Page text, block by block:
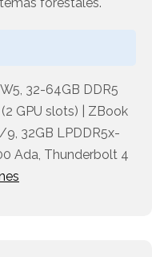
32-64GB DDR5
GPU slots) | ZBook
9, 32GB LPDDR5x-
Ada, Thunderbolt 4